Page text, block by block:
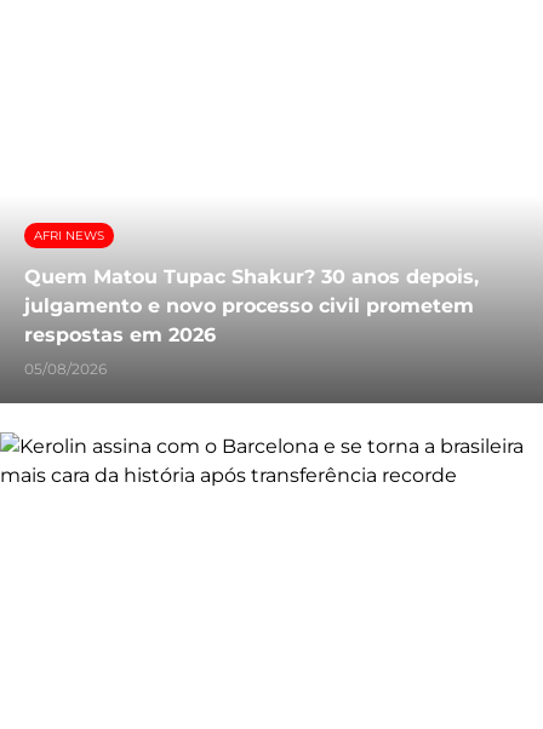
AFRI NEWS
Quem Matou Tupac Shakur? 30 anos depois,
julgamento e novo processo civil prometem
respostas em 2026
05/08/2026